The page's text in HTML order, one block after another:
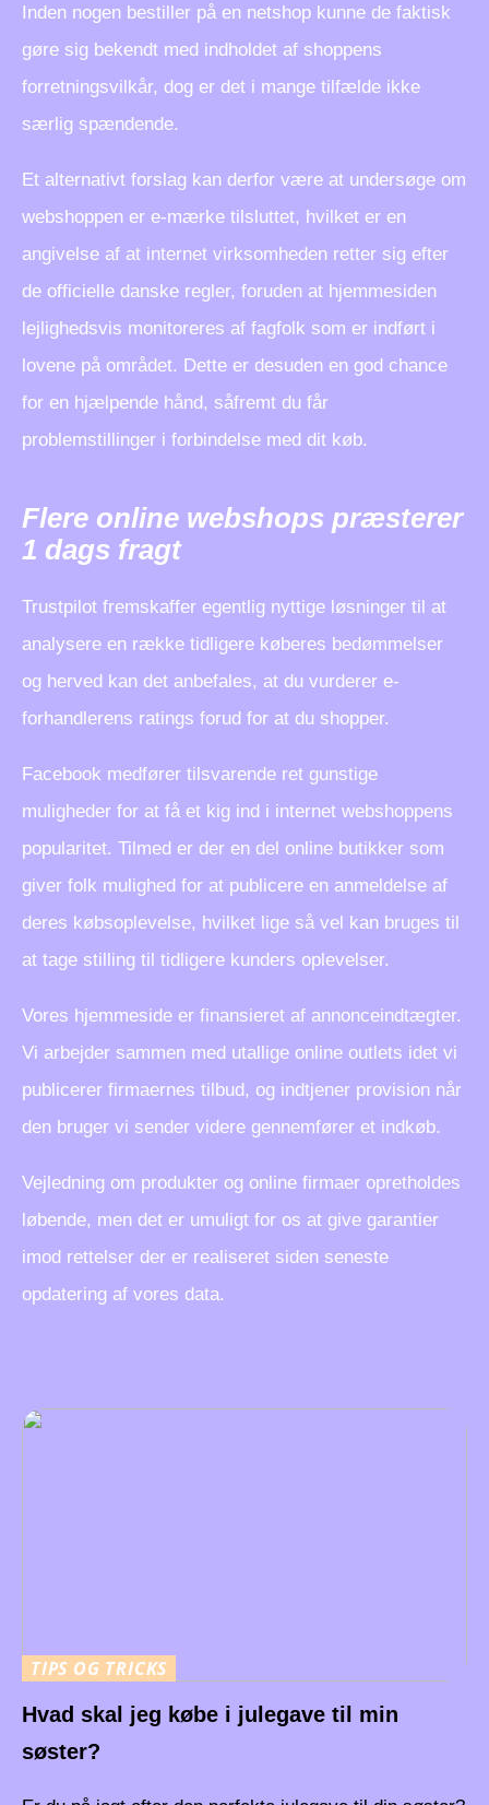
Inden nogen bestiller på en netshop kunne de faktisk
gøre sig bekendt med indholdet af shoppens
forretningsvilkår, dog er det i mange tilfælde ikke
særlig spændende.
Et alternativt forslag kan derfor være at undersøge om
webshoppen er e-mærke tilsluttet, hvilket er en
angivelse af at internet virksomheden retter sig efter
de officielle danske regler, foruden at hjemmesiden
lejlighedsvis monitoreres af fagfolk som er indført i
lovene på området. Dette er desuden en god chance
for en hjælpende hånd, såfremt du får
problemstillinger i forbindelse med dit køb.
Flere online webshops præsterer
1 dags fragt
Trustpilot fremskaffer egentlig nyttige løsninger til at
analysere en række tidligere køberes bedømmelser
og herved kan det anbefales, at du vurderer e-
forhandlerens ratings forud for at du shopper.
Facebook medfører tilsvarende ret gunstige
muligheder for at få et kig ind i internet webshoppens
popularitet. Tilmed er der en del online butikker som
giver folk mulighed for at publicere en anmeldelse af
deres købsoplevelse, hvilket lige så vel kan bruges til
at tage stilling til tidligere kunders oplevelser.
Vores hjemmeside er finansieret af annonceindtægter.
Vi arbejder sammen med utallige online outlets idet vi
publicerer firmaernes tilbud, og indtjener provision når
den bruger vi sender videre gennemfører et indkøb.
Vejledning om produkter og online firmaer opretholdes
løbende, men det er umuligt for os at give garantier
imod rettelser der er realiseret siden seneste
opdatering af vores data.
TIPS OG TRICKS
Hvad skal jeg købe i julegave til min
søster?